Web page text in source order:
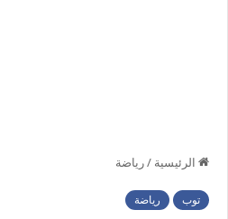
الرئيسية /رياضة
توب رياضة